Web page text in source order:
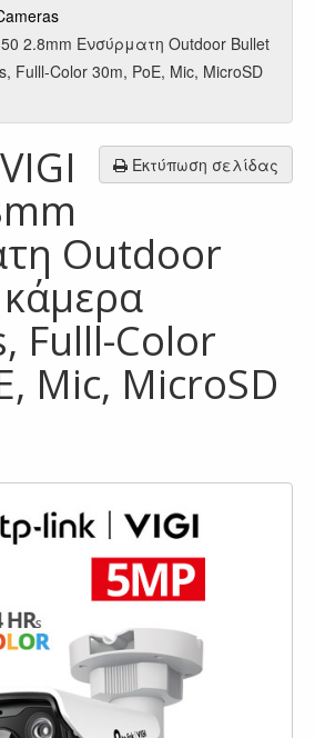
2.8mm Ενσύρματη Outdoor Bullet
Fulll-Color 30m, PoE, Mic, MicroSD
Εκτύπωση σελίδας
Outdoor
Fulll-Color
Mic, MicroSD